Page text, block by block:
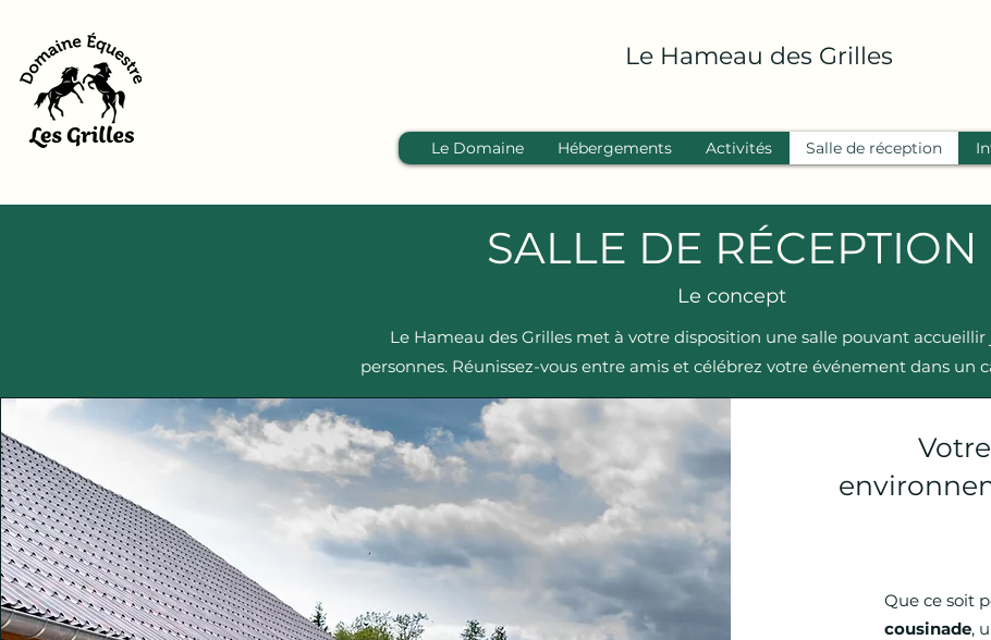
Le Hameau des Grilles
Le Domaine Hébergements Activités Salle de réception
SALLE DE RÉCEPTION
Le concept
Le Hameau des Grilles met à votre disposition une salle pouvant accueillir
personnes. Réunissez-vous entre amis et célébrez votre événement dans un
Que ce soit
cousinade,